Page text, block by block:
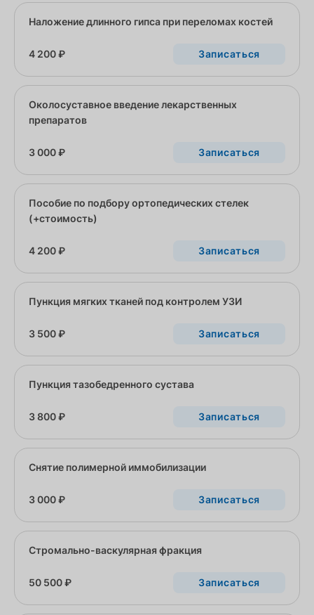
Наложение длинного гипса при переломах костей
4 200 ₽ Записаться
Околосуставное введение лекарственных
препаратов
3 000 ₽ Записаться
Пособие по подбору ортопедических стелек
(+стоимость)
4 200 ₽ Записаться
Пункция мягких тканей под контролем УЗИ
3 500 ₽ Записаться
Пункция тазобедренного сустава
3 800 ₽ Записаться
Снятие полимерной иммобилизации
3 000 ₽ Записаться
Стромально-васкулярная фракция
50 500 ₽ Записаться